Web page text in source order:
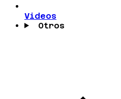
Videos
Otros